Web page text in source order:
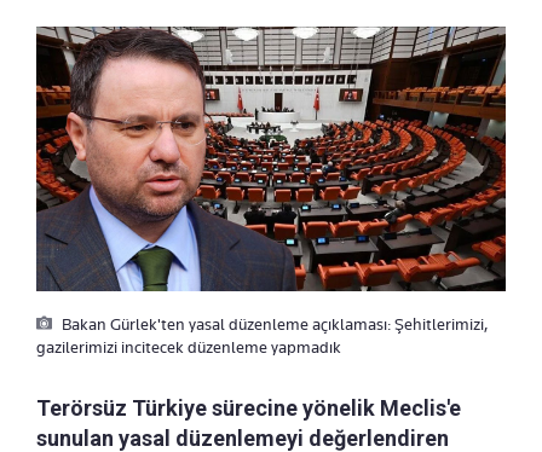
Bakan Gürlek'ten yasal düzenleme açıklaması: Şehitlerimizi,
gazilerimizi incitecek düzenleme yapmadık
Terörsüz Türkiye sürecine yönelik Meclis'e
sunulan yasal düzenlemeyi değerlendiren